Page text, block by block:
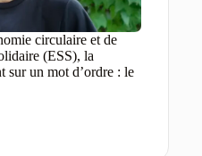
circulaire et de
(ESS), la
sur un mot d’ordre : le